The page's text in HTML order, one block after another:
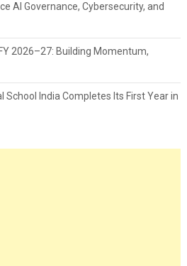
AI Governance, Cybersecurity, and
2026–27: Building Momentum,
India Completes Its First Year in